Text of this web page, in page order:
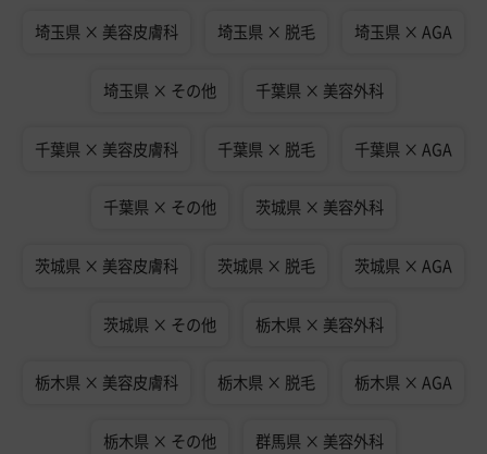
埼玉県 × 美容皮膚科 埼玉県 × 脱毛 埼玉県 × AGA
埼玉県 × その他 千葉県 × 美容外科
千葉県 × 美容皮膚科 千葉県 × 脱毛 千葉県 × AGA
千葉県 × その他 茨城県 × 美容外科
茨城県 × 美容皮膚科 茨城県 × 脱毛 茨城県 × AGA
茨城県 × その他 栃木県 × 美容外科
栃木県 × 美容皮膚科 栃木県 × 脱毛 栃木県 × AGA
栃木県 × その他 群馬県 × 美容外科